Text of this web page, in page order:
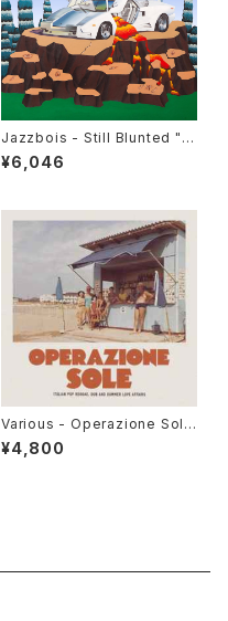
Jazzbois - Still Blunted "L
P"
¥6,046
Various - Operazione Sole
(Italian Pop Reggae, Dub A
nd Summer Love Affairs)"L
¥4,800